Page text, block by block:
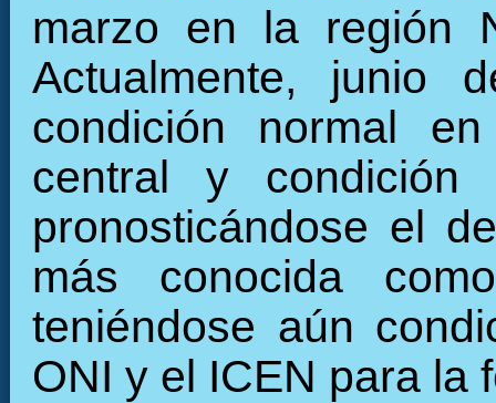
marzo en la región
Actualmente, junio
condición normal
central y
pronosticándose el
más conocida
teniéndose aún
ONI y el ICEN para la